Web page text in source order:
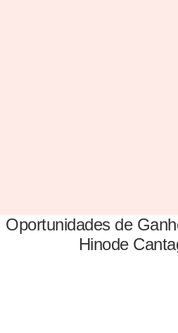
Oportunidades de
Hinode